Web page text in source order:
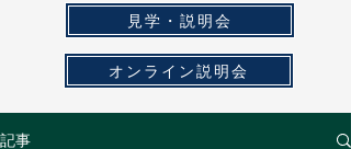
見学・説明会
オンライン説明会
記事